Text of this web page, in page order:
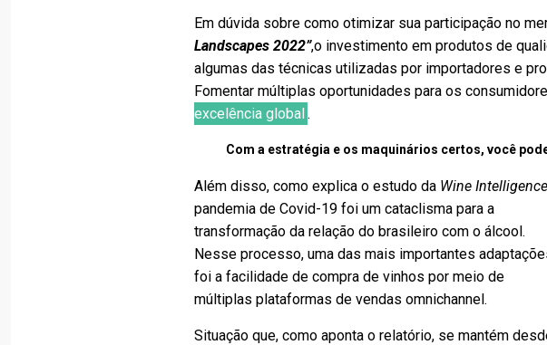
Em dúvida sobre como otimizar sua participação no
Landscapes 2022”,o investimento em produtos de
algumas das técnicas utilizadas por importadores e
Fomentar múltiplas oportunidades para os
excelência global.
Com a estratégia e os maquinários certos, você
Além disso, como explica o estudo da Wine
pandemia de Covid-19 foi um cataclisma para a
transformação da relação do brasileiro com o álcool.
Nesse processo, uma das mais importantes
foi a facilidade de compra de vinhos por meio de
múltiplas plataformas de vendas omnichannel.
Situação que, como aponta o relatório, se mantém